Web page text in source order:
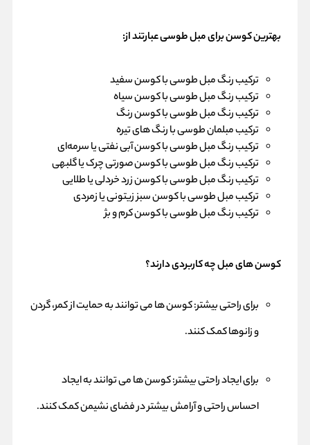
بهترین کوسن برای مبل طوسی عبارتند از:
ترکیب رنگ مبل طوسی با کوسن سفید
ترکیب رنگ مبل طوسی با کوسن سیاه
ترکیب رنگ مبل طوسی با کوسن رنگ
ترکیب مبلمان طوسی با رنگ های تیره
ترکیب رنگ مبل طوسی با کوسن آبی نفتی یا سرمه‌ای
ترکیب رنگ مبل طوسی با کوسن صورتی چرک یا گلبهی
ترکیب رنگ مبل طوسی با کوسن زرد خردلی یا طلایی
ترکیب مبل طوسی با کوسن سبز زیتونی یا زمردی
ترکیب رنگ مبل طوسی با کوسن کرم و بژ
کوسن های مبل چه کاربردی دارند؟
برای راحتی بیشتر: کوسن ها می توانند به حمایت از کمر، گردن
و زانوها کمک کنند.
برای ایجاد راحتی بیشتر: کوسن ها می توانند به ایجاد
احساس راحتی و آرامش بیشتر در فضای نشیمن کمک کنند.